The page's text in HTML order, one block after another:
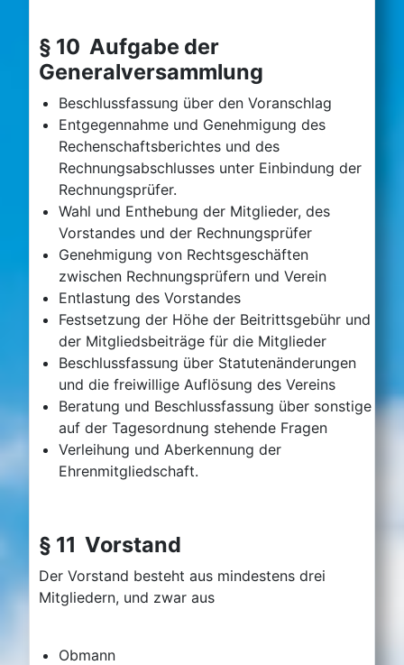
§ 10 Aufgabe der
Generalversammlung
Beschlussfassung über den Voranschlag
Entgegennahme und Genehmigung des
Rechenschaftsberichtes und des
Rechnungsabschlusses unter Einbindung der
Rechnungsprüfer.
Wahl und Enthebung der Mitglieder, des
Vorstandes und der Rechnungsprüfer
Genehmigung von Rechtsgeschäften
zwischen Rechnungsprüfern und Verein
Entlastung des Vorstandes
Festsetzung der Höhe der Beitrittsgebühr und
der Mitgliedsbeiträge für die Mitglieder
Beschlussfassung über Statutenänderungen
und die freiwillige Auflösung des Vereins
Beratung und Beschlussfassung über sonstige
auf der Tagesordnung stehende Fragen
Verleihung und Aberkennung der
Ehrenmitgliedschaft.
§ 11 Vorstand
Der Vorstand besteht aus mindestens drei
Mitgliedern, und zwar aus
Obmann